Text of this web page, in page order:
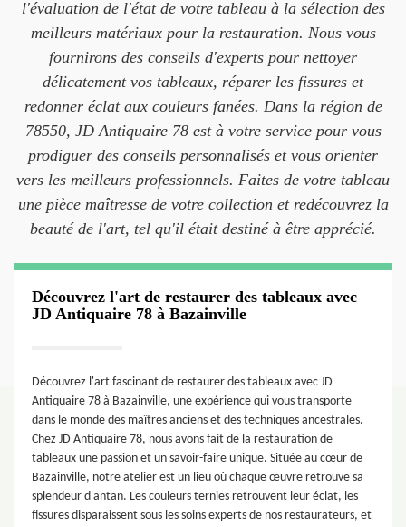
l'évaluation de l'état de votre tableau à la sélection des
meilleurs matériaux pour la restauration. Nous vous
fournirons des conseils d'experts pour nettoyer
délicatement vos tableaux, réparer les fissures et
redonner éclat aux couleurs fanées. Dans la région de
78550, JD Antiquaire 78 est à votre service pour vous
prodiguer des conseils personnalisés et vous orienter
vers les meilleurs professionnels. Faites de votre tableau
une pièce maîtresse de votre collection et redécouvrez la
beauté de l'art, tel qu'il était destiné à être apprécié.
Découvrez l'art de restaurer des tableaux avec
JD Antiquaire 78 à Bazainville
Découvrez l'art fascinant de restaurer des tableaux avec JD
Antiquaire 78 à Bazainville, une expérience qui vous transporte
dans le monde des maîtres anciens et des techniques ancestrales.
Chez JD Antiquaire 78, nous avons fait de la restauration de
tableaux une passion et un savoir-faire unique. Située au cœur de
Bazainville, notre atelier est un lieu où chaque œuvre retrouve sa
splendeur d'antan. Les couleurs ternies retrouvent leur éclat, les
fissures disparaissent sous les soins experts de nos restaurateurs, et